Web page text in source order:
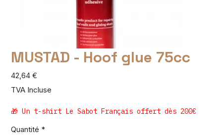
MUSTAD - Hoof glue 75cc
42,64 €
TVA Incluse
🎁 Un t-shirt Le Sabot Français offert dès 200€
Quantité *